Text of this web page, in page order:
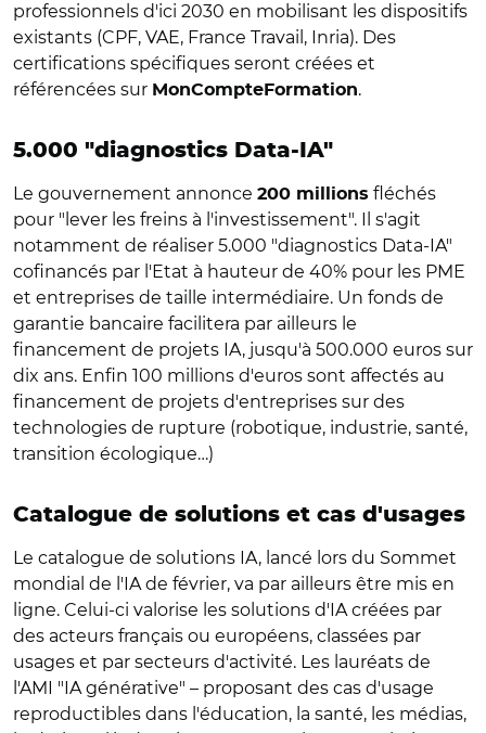
professionnels d'ici 2030 en mobilisant les dispositifs
existants (CPF, VAE, France Travail, Inria). Des
certifications spécifiques seront créées et
référencées sur MonCompteFormation.
5.000 "diagnostics Data-IA"
Le gouvernement annonce 200 millions fléchés
pour "lever les freins à l'investissement". Il s'agit
notamment de réaliser 5.000 "diagnostics Data-IA"
cofinancés par l'Etat à hauteur de 40% pour les PME
et entreprises de taille intermédiaire. Un fonds de
garantie bancaire facilitera par ailleurs le
financement de projets IA, jusqu'à 500.000 euros sur
dix ans. Enfin 100 millions d'euros sont affectés au
financement de projets d'entreprises sur des
technologies de rupture (robotique, industrie, santé,
transition écologique…)
Catalogue de solutions et cas d'usages
Le catalogue de solutions IA, lancé lors du Sommet
mondial de l'IA de février, va par ailleurs être mis en
ligne. Celui-ci valorise les solutions d'IA créées par
des acteurs français ou européens, classées par
usages et par secteurs d'activité. Les lauréats de
l'AMI "IA générative" – proposant des cas d'usage
reproductibles dans l'éducation, la santé, les médias,